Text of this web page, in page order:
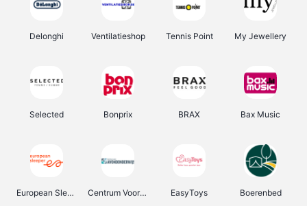
Delonghi Ventilatieshop Tennis Point My Jewellery
Selected Bonprix BRAX Bax Music
European Sleeper Centrum Voor Avondonderwijs EasyToys Boerenbed